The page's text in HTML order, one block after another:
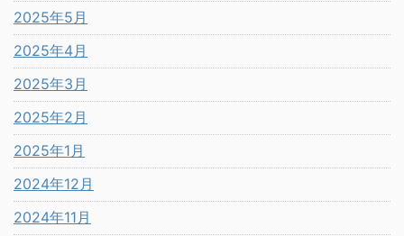
2025年5月
2025年4月
2025年3月
2025年2月
2025年1月
2024年12月
2024年11月